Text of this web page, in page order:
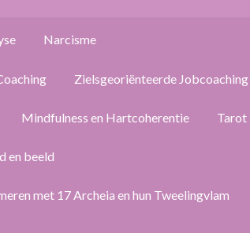
Narcisme
Zielsgeoriënteerde Jobcoaching
Mindfulness en Hartcoherentie Tarot
en beeld
met 17 Archeia en hun Tweelingvlam